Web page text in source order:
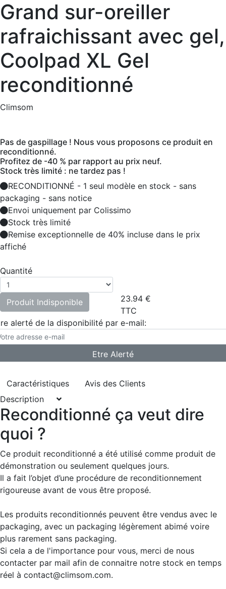
Grand sur-oreiller
rafraichissant avec gel,
Coolpad XL Gel
reconditionné
Climsom
Pas de gaspillage ! Nous vous proposons ce produit en
reconditionné.
Profitez de -40 % par rapport au prix neuf.
Stock très limité : ne tardez pas !
RECONDITIONNÉ - 1 seul modèle en stock - sans
packaging - sans notice
Envoi uniquement par Colissimo
Stock très limité
Remise exceptionnelle de 40% incluse dans le prix
affiché
Quantité
Produit Indisponible 23.94 €
TTC
alerté de la disponibilité par e-mail:
Caractéristiques
Avis des Clients
Description
Reconditionné ça veut dire
quoi ?
Ce produit reconditionné a été utilisé comme produit de
démonstration ou seulement quelques jours.
Il a fait l’objet d’une procédure de reconditionnement
rigoureuse avant de vous être proposé.
Les produits reconditionnés peuvent être vendus avec le
packaging, avec un packaging légèrement abimé voire
plus rarement sans packaging.
Si cela a de l'importance pour vous, merci de nous
contacter par mail afin de connaitre notre stock en temps
réel à contact@climsom.com.